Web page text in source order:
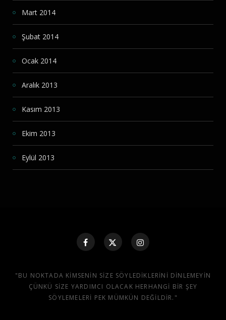
Mart 2014
Şubat 2014
Ocak 2014
Aralık 2013
Kasım 2013
Ekim 2013
Eylül 2013
"BU NOKTADA KIMSENIN SIZE SÖYLEDIKLERINI DINLEMEYIN
ÇÜNKÜ SIZE YARDIMCI OLACAK HERHANGI BIR ŞEY
SÖYLEMELERI PEK MÜMKÜN DEĞILDIR."